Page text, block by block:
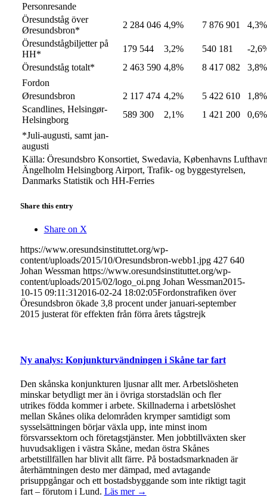
Personresande
Öresundståg över
Øresundsbron*
2 284 046 4,9% 7 876 901
4,3%
Öresundstågbiljetter på
HH*
179 544 3,2% 540 181
-
Öresundståg totalt*
2 463 590 4,8% 8 417 082
3,8%
Fordon
Øresundsbron
2 117 474 4,2% 5 422 610
1,8%
Scandlines, Helsingør-
Helsingborg
589 300 2,1% 1 421 200 0,6%
*Juli-augusti, samt jan-
augusti
Källa: Öresundsbro Konsortiet, Swedavia, Københavns
Ängelholm Helsingborg Airport, Trafik- og byggestyrelsen,
Danmarks Statistik och HH-Ferries
Share this entry
Share on X
https://www.oresundsinstituttet.org/wp-
content/uploads/2015/10/Oresundsbron-webb1.jpg 427 640
Johan Wessman https://www.oresundsinstituttet.org/wp-
content/uploads/2015/02/logo_oi.png Johan Wessman2015-
10-15 09:11:31 2016-02-24 18:02:05Fordonstrafiken över
Öresundsbron ökade 3,8 procent under januari-september
2015 justerat för effekten från förra årets tågstrejk
Ny analys: Konjunkturvändningen i Skåne tar fart
Den skånska konjunkturen ljusnar allt mer. Arbetslösheten
minskar betydligt mer än i övriga storstadslän och fler
utrikes födda kommer i arbete. Skillnaderna i arbetslöshet
mellan Skånes olika delområden krymper samtidigt som
sysselsättningen börjar växla upp, inte minst inom
försvarssektorn och företagstjänster. Men jobbtillväxten sker
huvudsakligen i västra Skåne, medan östra Skånes
arbetstillfällen har blivit allt färre. På bostadsmarknaden är
återhämtningen desto mer dämpad, med avtagande
prisuppgångar och ett bostadsbyggande som inte riktigt tagit
fart – förutom i Lund. Läs mer →